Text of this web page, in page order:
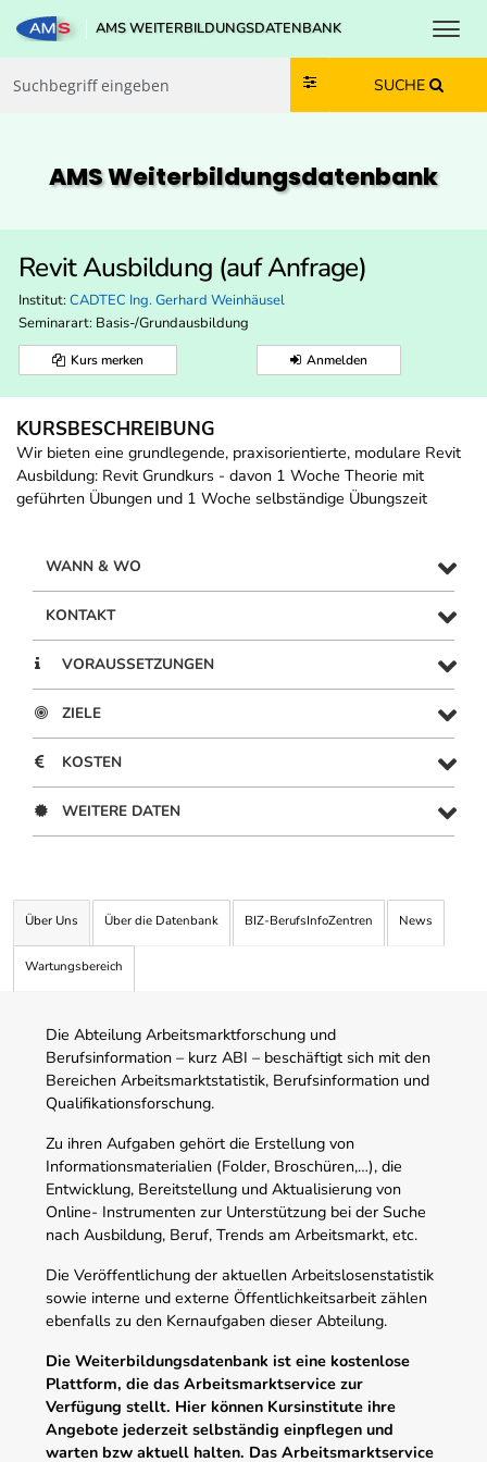
Zum Inhalt springen
Zum Navmenü springen
Zur Suche springen
Zur Footer springen
AMS WEITERBILDUNGSDATENBANK
SUCHE
AMS Weiterbildungs­datenbank
Revit Ausbildung (auf Anfrage)
Institut: CADTEC Ing. Gerhard Weinhäusel
Seminarart: Basis-/Grundausbildung
Kurs merken Anmelden
KURSBESCHREIBUNG
Wir bieten eine grundlegende, praxisorientierte, modulare Revit
Ausbildung: Revit Grundkurs - davon 1 Woche Theorie mit
geführten Übungen und 1 Woche selbständige Übungszeit
WANN & WO
KONTAKT
VORAUSSETZUNGEN
ZIELE
KOSTEN
WEITERE DATEN
Über Uns Über die Datenbank BIZ-BerufsInfoZentren News
Wartungsbereich
Die Abteilung Arbeitsmarktforschung und
Berufsinformation – kurz ABI – beschäftigt sich mit den
Bereichen Arbeitsmarktstatistik, Berufsinformation und
Qualifikationsforschung.
Zu ihren Aufgaben gehört die Erstellung von
Informationsmaterialien (Folder, Broschüren,…), die
Entwicklung, Bereitstellung und Aktualisierung von
Online- Instrumenten zur Unterstützung bei der Suche
nach Ausbildung, Beruf, Trends am Arbeitsmarkt, etc.
Die Veröffentlichung der aktuellen Arbeitslosenstatistik
sowie interne und externe Öffentlichkeitsarbeit zählen
ebenfalls zu den Kernaufgaben dieser Abteilung.
Die Weiterbildungsdatenbank ist eine kostenlose
Plattform, die das Arbeitsmarktservice zur
Verfügung stellt. Hier können Kursinstitute ihre
Angebote jederzeit selbständig einpflegen und
warten bzw aktuell halten. Das Arbeitsmarktservice